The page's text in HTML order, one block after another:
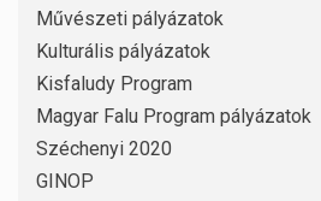
Művészeti pályázatok
Kulturális pályázatok
Kisfaludy Program
Magyar Falu Program pályázatok
Széchenyi 2020
GINOP